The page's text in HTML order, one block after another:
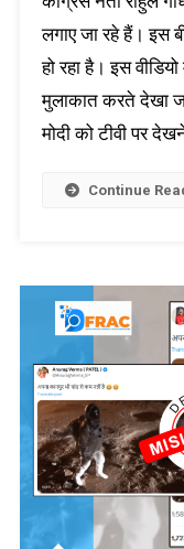
लगाए जा रहे हैं। इस
हो रहा है। इस
मुलाकात करते देखा
मोदी को टीवी पर
Continue